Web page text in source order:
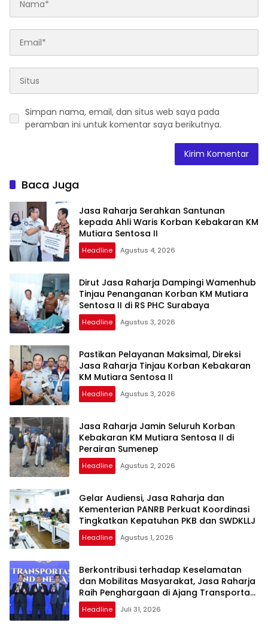
Simpan nama, email, dan situs web saya pada
peramban ini untuk komentar saya berikutnya.
Baca Juga
Jasa Raharja Serahkan Santunan
kepada Ahli Waris Korban Kebakaran KM
Mutiara Sentosa II
Headline Agustus 4, 2026
Dirut Jasa Raharja Dampingi Wamenhub
Tinjau Penanganan Korban KM Mutiara
Sentosa II di RS PHC Surabaya
Headline Agustus 3, 2026
Pastikan Pelayanan Maksimal, Direksi
Jasa Raharja Tinjau Korban Kebakaran
KM Mutiara Sentosa II
Headline Agustus 3, 2026
Jasa Raharja Jamin Seluruh Korban
Kebakaran KM Mutiara Sentosa II di
Perairan Sumenep
Headline Agustus 2, 2026
Gelar Audiensi, Jasa Raharja dan
Kementerian PANRB Perkuat Koordinasi
Tingkatkan Kepatuhan PKB dan SWDKLLJ
Headline Agustus 1, 2026
Berkontribusi terhadap Keselamatan
dan Mobilitas Masyarakat, Jasa Raharja
Raih Penghargaan di Ajang Transportasi
Indonesia Awards 2026
Headline Juli 31, 2026